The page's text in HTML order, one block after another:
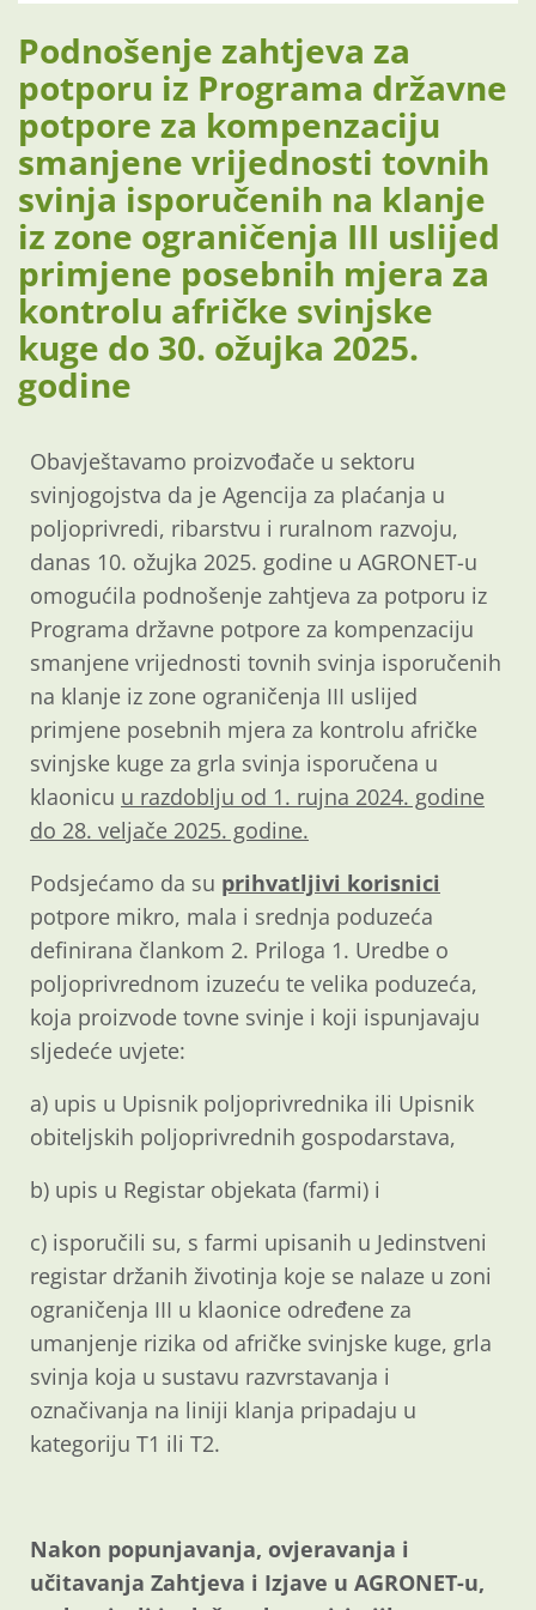
Podnošenje zahtjeva za
potporu iz Programa državne
potpore za kompenzaciju
smanjene vrijednosti tovnih
svinja isporučenih na klanje
iz zone ograničenja III uslijed
primjene posebnih mjera za
kontrolu afričke svinjske
kuge do 30. ožujka 2025.
godine
Obavještavamo proizvođače u sektoru
svinjogojstva da je Agencija za plaćanja u
poljoprivredi, ribarstvu i ruralnom razvoju,
danas 10. ožujka 2025. godine u AGRONET-u
omogućila podnošenje zahtjeva za potporu iz
Programa državne potpore za kompenzaciju
smanjene vrijednosti tovnih svinja isporučenih
na klanje iz zone ograničenja III uslijed
primjene posebnih mjera za kontrolu afričke
svinjske kuge za grla svinja isporučena u
klaonicu u razdoblju od 1. rujna 2024. godine
do 28. veljače 2025. godine.
Podsjećamo da su prihvatljivi korisnici
potpore mikro, mala i srednja poduzeća
definirana člankom 2. Priloga 1. Uredbe o
poljoprivrednom izuzeću te velika poduzeća,
koja proizvode tovne svinje i koji ispunjavaju
sljedeće uvjete:
a) upis u Upisnik poljoprivrednika ili Upisnik
obiteljskih poljoprivrednih gospodarstava,
b) upis u Registar objekata (farmi) i
c) isporučili su, s farmi upisanih u Jedinstveni
registar držanih životinja koje se nalaze u zoni
ograničenja III u klaonice određene za
umanjenje rizika od afričke svinjske kuge, grla
svinja koja u sustavu razvrstavanja i
označivanja na liniji klanja pripadaju u
kategoriju T1 ili T2.
Nakon popunjavanja, ovjeravanja i
učitavanja Zahtjeva i Izjave u AGRONET-u,